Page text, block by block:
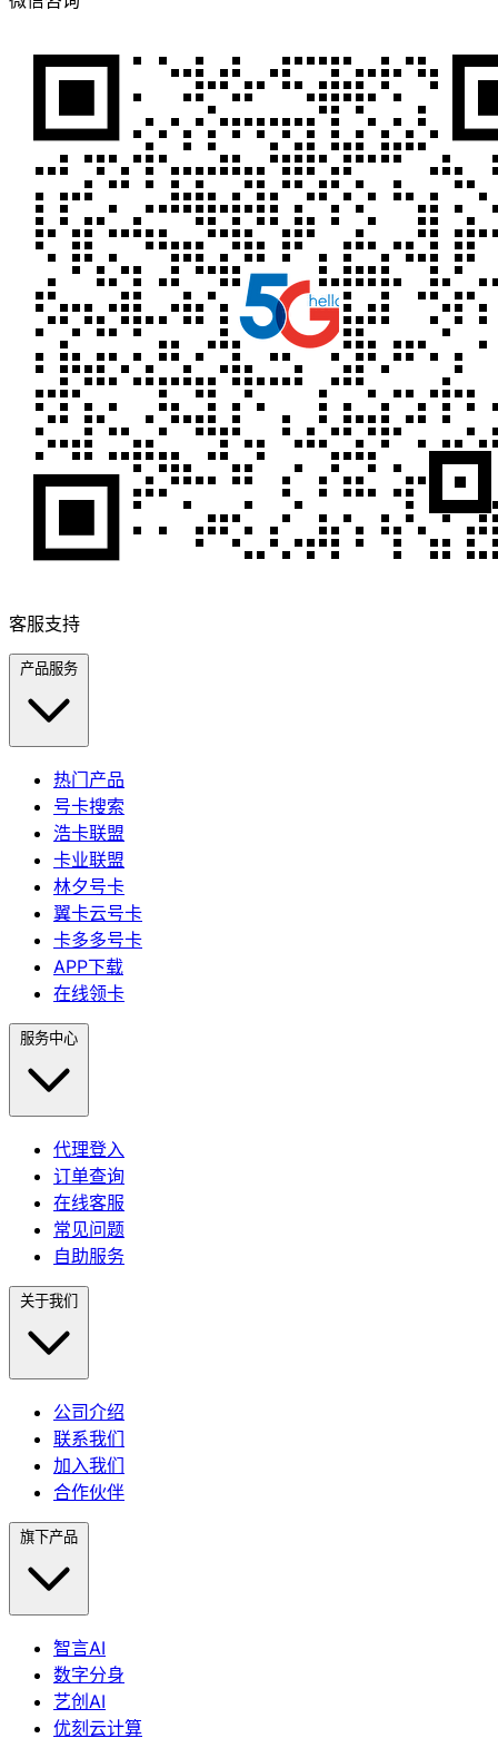
客服支持
产品服务
热门产品
号卡搜索
浩卡联盟
卡业联盟
林夕号卡
翼卡云号卡
卡多多号卡
APP下载
在线领卡
服务中心
代理登入
订单查询
在线客服
常见问题
自助服务
关于我们
公司介绍
联系我们
加入我们
合作伙伴
旗下产品
智言AI
数字分身
艺创AI
优刻云计算